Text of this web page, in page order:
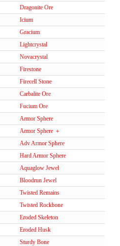
Dragonite Ore
Icium
Gracium
Lightcrystal
Novacrystal
Firestone
Firecell Stone
Carbalite Ore
Fucium Ore
Armor Sphere
Armor Sphere ＋
Adv Armor Sphere
Hard Armor Sphere
Aquaglow Jewel
Bloodrun Jewel
Twisted Remains
Twisted Rockbone
Eroded Skeleton
Eroded Husk
Sturdy Bone